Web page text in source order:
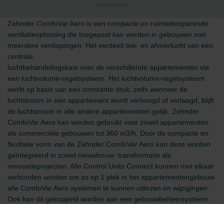
Voordelen
Zehnder ComfoVar Aero is een compacte en ruimtebesparende
ventilatieoplossing die toegepast kan worden in gebouwen met
meerdere verdiepingen. Het verdeelt toe- en afvoerlucht van een
centrale
luchtbehandelingskast over de verschillende appartementen via
een luchtvolume-regelsysteem. Het luchtvolume-regelsysteem
werkt op basis van een constante druk; zelfs wanneer de
luchtstroom in een appartement wordt verhoogd of verlaagd, blijft
de luchtstroom in alle andere appartementen gelijk. Zehnder
ComfoVar Aero kan worden gebruikt voor zowel appartementen
als commerciële gebouwen tot 360 m3/h. Door de compacte en
flexibele vorm van de Zehnder ComfoVar Aero kan deze worden
geïntegreerd in zowel nieuwbouw- transformatie als
renovatieprojecten. Alle Control Units Connect kunnen met elkaar
verbonden worden om zo op 1 plek in het appartementengebouw
alle ComfoVar Aero systemen te kunnen uitlezen en wijzigingen.
Ook kan dit gekoppeld worden aan een gebouwbeheersysteem.